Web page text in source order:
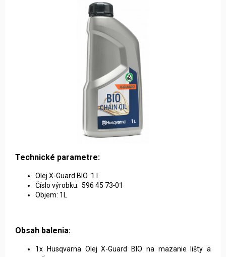
Technické parametre:
Olej X-Guard BIO 1 l
Číslo výrobku: 596 45 73‑01
Objem: 1L
Obsah balenia:
1x Husqvarna Olej X-Guard BIO na mazanie lišty a